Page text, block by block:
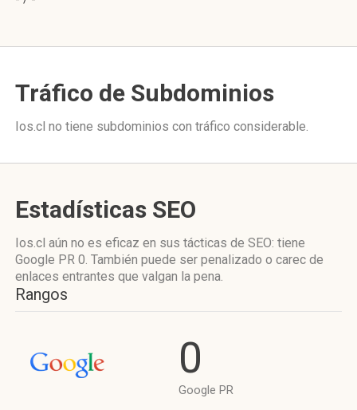
Tráfico de Subdominios
Ios.cl no tiene subdominios con tráfico considerable.
Estadísticas SEO
Ios.cl aún no es eficaz en sus tácticas de SEO: tiene
Google PR 0. También puede ser penalizado o carec de
enlaces entrantes que valgan la pena.
Rangos
0
Google PR